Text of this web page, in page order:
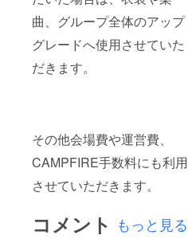
曲、グループ全体のアップ
グレードへ使用させていた
だきます。
その他会場費や運営費、
CAMPFIRE手数料にも利用
させていただきます。
コメント もっと見る